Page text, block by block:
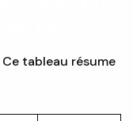
tableau résume